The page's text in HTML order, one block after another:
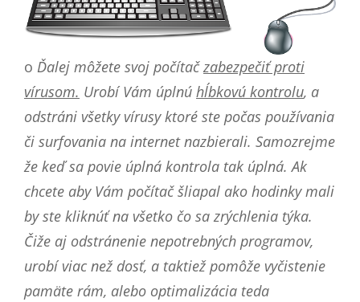
o Ďalej môžete svoj počítačzabezpečiť proti
vírusom. Urobí Vám úplnú hĺbkovú kontrolu, a
odstráni všetky vírusy ktoré ste počas používania
či surfovania na internet nazbierali. Samozrejme
že keď sa povie úplná kontrola tak úplná. Ak
chcete aby Vám počítač šliapal ako hodinky mali
by ste kliknúť na všetko čo sa zrýchlenia týka.
Čiže aj odstránenie nepotrebných programov,
urobí viac než dosť, a taktiež pomôže vyčistenie
pamäte rám, alebo optimalizácia teda